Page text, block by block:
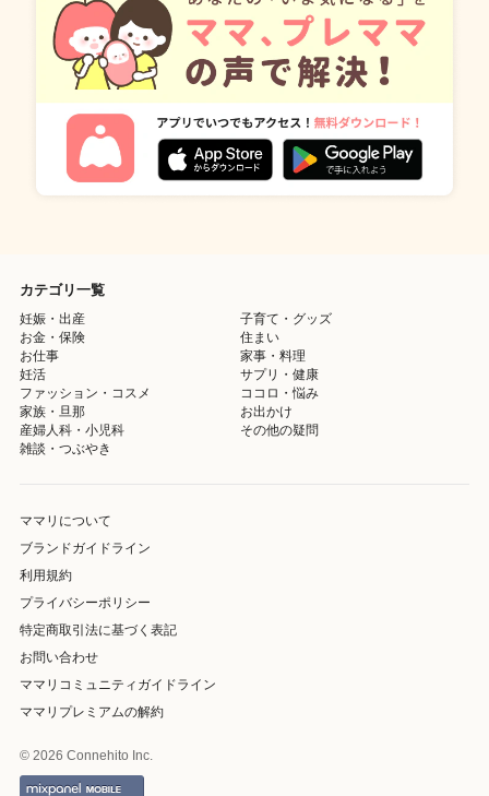
カテゴリ一覧
妊娠・出産
子育て・グッズ
お金・保険
住まい
お仕事
家事・料理
妊活
サプリ・健康
ファッション・コスメ
ココロ・悩み
家族・旦那
お出かけ
産婦人科・小児科
その他の疑問
雑談・つぶやき
ママリについて
ブランドガイドライン
利用規約
プライバシーポリシー
特定商取引法に基づく表記
お問い合わせ
ママリコミュニティガイドライン
ママリプレミアムの解約
© 2026 Connehito Inc.